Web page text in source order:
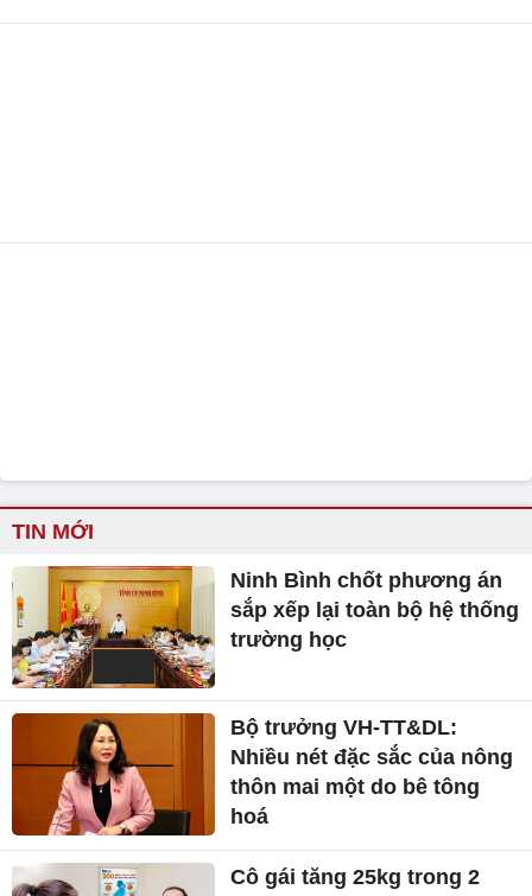
TIN MỚI
Ninh Bình chốt phương án
sắp xếp lại toàn bộ hệ thống
trường học
Bộ trưởng VH-TT&DL:
Nhiều nét đặc sắc của nông
thôn mai một do bê tông
hoá
Cô gái tăng 25kg trong 2